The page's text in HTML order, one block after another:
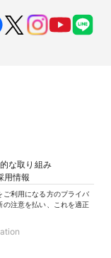
な取り組み
用情報
利用になる方のプライバ
の注意を払い、これを適正